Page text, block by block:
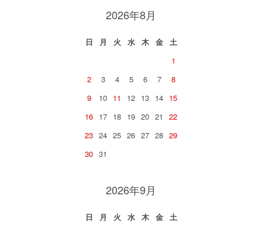
2026年8月
日 月 火 水 木 金
土
1
2
3 4 5 6 7
8
9
10 11 12 13 14 15
16 17 18 19 20 21
22
23 24 25 26 27 28 29
30 31
2026年9月
日 月 火 水 木 金
土